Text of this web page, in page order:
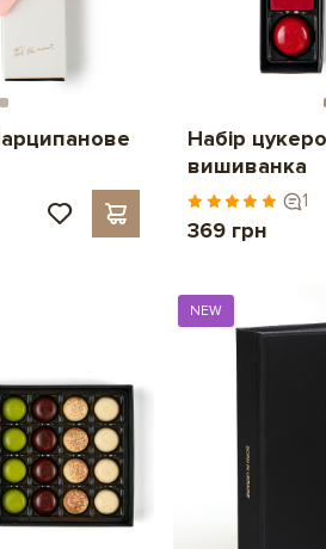
Набір
вишиванка
1
369 грн
NEW